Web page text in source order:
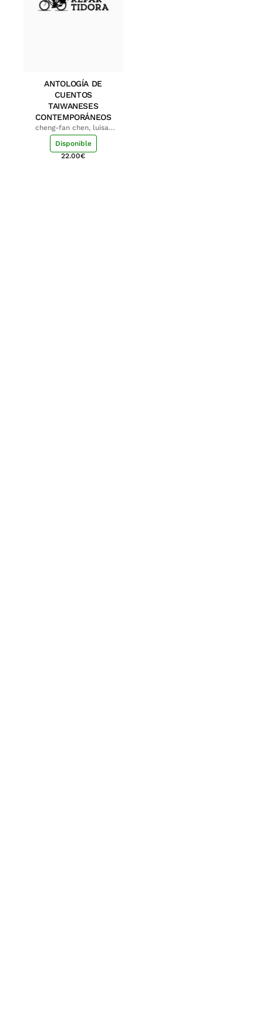
ANTOLOGÍA DE
CUENTOS
TAIWANESES
CONTEMPORÁNEOS
cheng-fan chen, luisa;
shu-ying chang, luisa
Disponible
22.00€